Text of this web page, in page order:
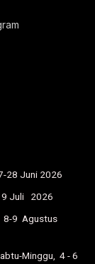
28 Juni 2026
Juli 2026
8-9 Agustus
Minggu, 4 - 6